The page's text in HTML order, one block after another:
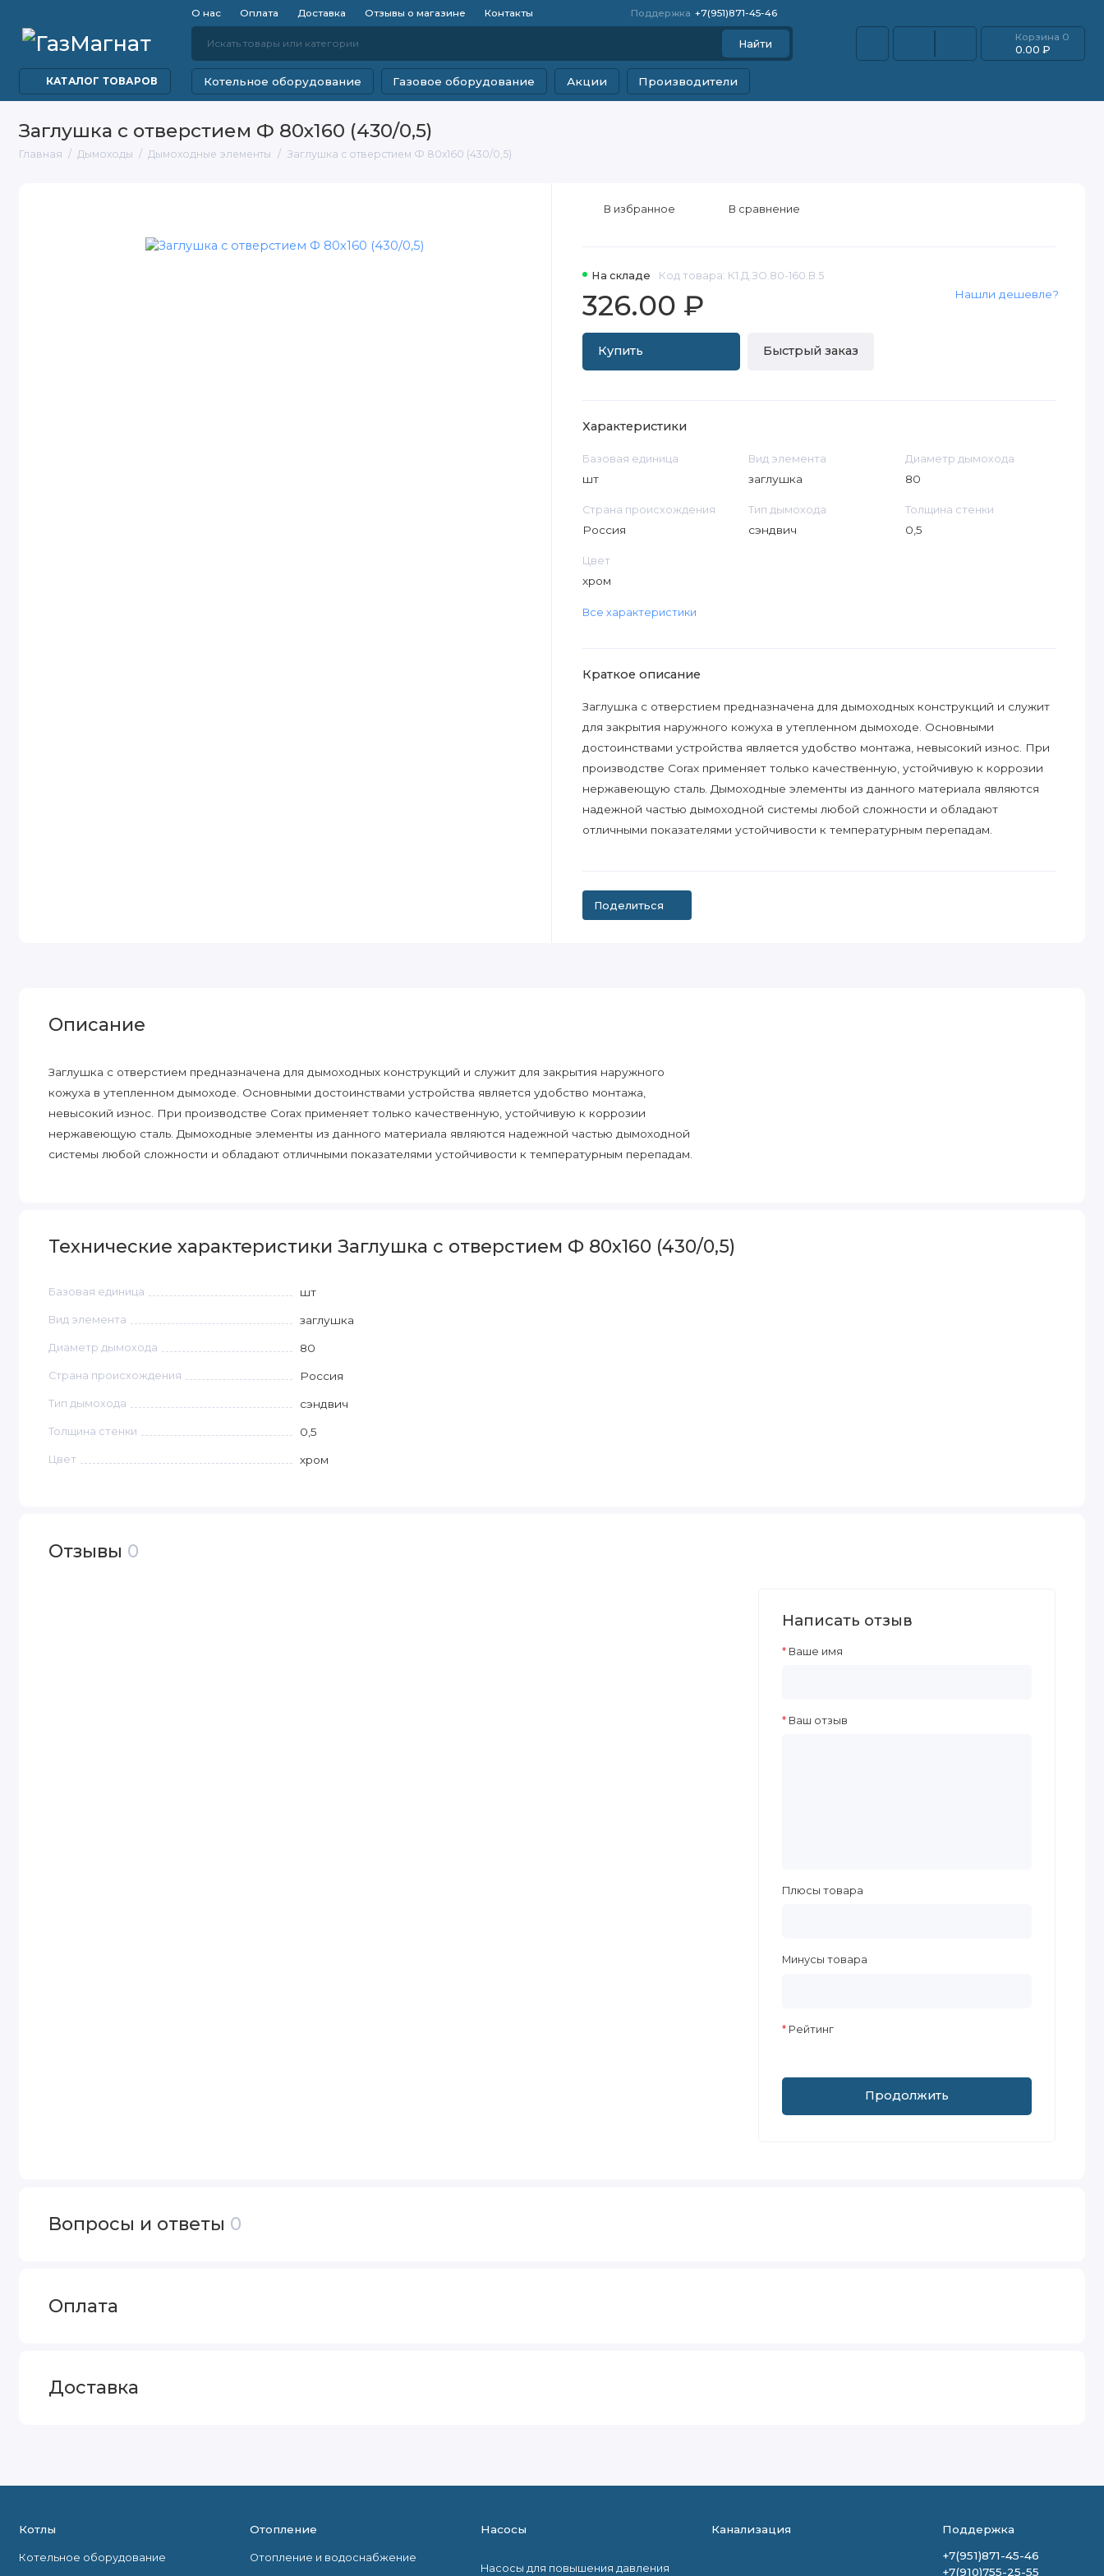
О нас Оплата Доставка Отзывы о магазине Контакты Поддержка +7(951)871-45-46
Найти
Корзина 0
0.00 ₽
КАТАЛОГ ТОВАРОВ Котельное оборудование Газовое оборудование Акции Производители
Заглушка с отверстием Ф 80х160 (430/0,5)
Главная Дымоходы Дымоходные элементы Заглушка с отверстием Ф 80х160 (430/0,5)
На складе Код товара: К1.Д.ЗО.80-160.В.5
326.00 ₽
Купить Быстрый заказ
Нашли дешевле?
В избранное В сравнение
Характеристики
Базовая единица
шт
Вид элемента
заглушка
Диаметр дымохода
80
Страна происхождения
Россия
Тип дымохода
сэндвич
Толщина стенки
0,5
Цвет
хром
Все характеристики
Краткое описание
Заглушка с отверстием предназначена для дымоходных конструкций и служит
для закрытия наружного кожуха в утепленном дымоходе. Основными
достоинствами устройства является удобство монтажа, невысокий износ. При
производстве Сorax применяет только качественную, устойчивую к коррозии
нержавеющую сталь. Дымоходные элементы из данного материала являются
надежной частью дымоходной системы любой сложности и обладают
отличными показателями устойчивости к температурным перепадам.
Поделиться
Описание
Заглушка с отверстием предназначена для дымоходных конструкций и служит для закрытия наружного
кожуха в утепленном дымоходе. Основными достоинствами устройства является удобство монтажа,
невысокий износ. При производстве Сorax применяет только качественную, устойчивую к коррозии
нержавеющую сталь. Дымоходные элементы из данного материала являются надежной частью дымоходной
системы любой сложности и обладают отличными показателями устойчивости к температурным перепадам.
Технические характеристики Заглушка с отверстием Ф 80х160 (430/0,5)
Базовая единица шт
Вид элемента заглушка
Диаметр дымохода 80
Страна происхождения Россия
Тип дымохода сэндвич
Толщина стенки 0,5
Цвет хром
Отзывы 0
Написать отзыв
Ваше имя
Ваш отзыв
Плюсы товара
Минусы товара
Рейтинг
Продолжить
Вопросы и ответы 0
Оплата
Доставка
Котлы
Котельное оборудование
Отопление
Отопление и водоснабжение
Насосы
Насосы для повышения давления
Канализация
Поддержка
+7(951)871-45-46
+7(910)755-25-55